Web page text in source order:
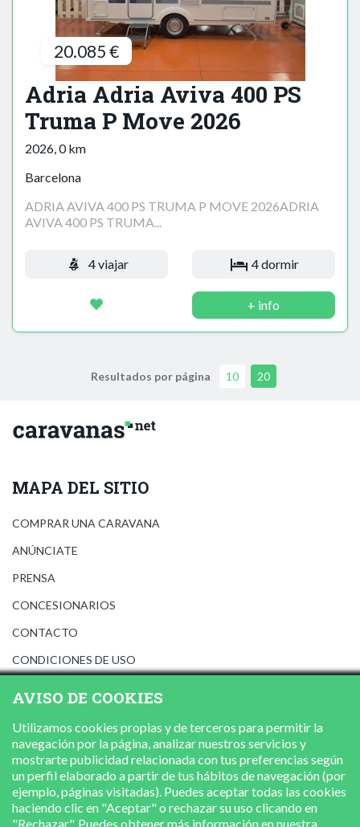
20.085 €
Adria Adria Aviva 400 PS
Truma P Move 2026
2026, 0 km
Barcelona
ADRIA AVIVA 400 PS TRUMA P MOVE 2026ADRIA
AVIVA 400 PS TRUMA...
4 viajar 4 dormir
+ info
Resultados por página 10 20
MAPA DEL SITIO
COMPRAR UNA CARAVANA
ANÚNCIATE
PRENSA
CONCESIONARIOS
CONTACTO
CONDICIONES DE USO
POLÍTICA DE COOKIES
AVISO DE COOKIES
Utilizamos cookies propias y de terceros para permitir la
navegación por la página, analizar nuestros servicios y
mostrarte publicidad relacionada con tus preferencias según
un perfil elaborado a partir de tus hábitos de navegación (por
ejemplo, páginas visitadas). Puedes aceptar todas las cookies
haciendo clic en "Aceptar" o rechazar su uso clicando en
"Rechazar". Puedes obtener más información en nuestra